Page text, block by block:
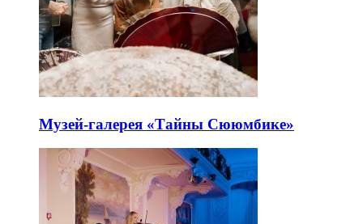
Музей-галерея «Тайны Сююмбике»